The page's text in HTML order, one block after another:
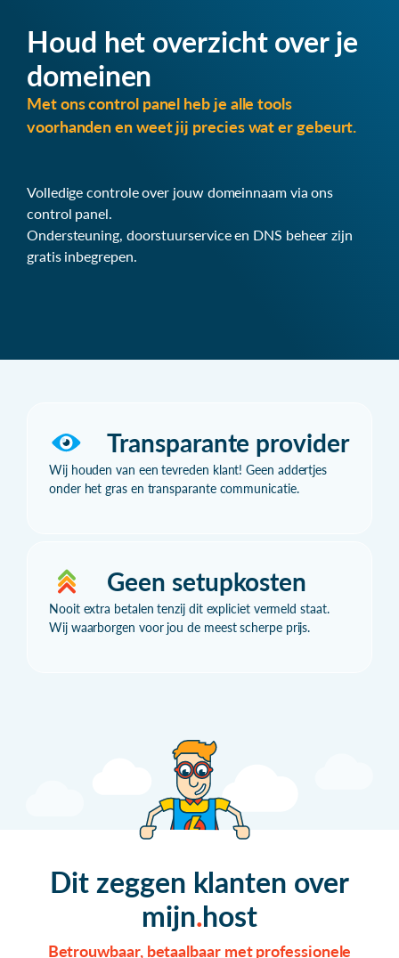
Houd het overzicht over je
domeinen
Met ons control panel heb je alle tools
voorhanden en weet jij precies wat er gebeurt.
Volledige controle over jouw domeinnaam via ons
control panel.
Ondersteuning, doorstuurservice en DNS beheer zijn
gratis inbegrepen.
Transparante provider
Wij houden van een tevreden klant! Geen addertjes
onder het gras en transparante communicatie.
Geen setupkosten
Nooit extra betalen tenzij dit expliciet vermeld staat.
Wij waarborgen voor jou de meest scherpe prijs.
Dit zeggen klanten over
mijn host
Betrouwbaar, betaalbaar met professionele